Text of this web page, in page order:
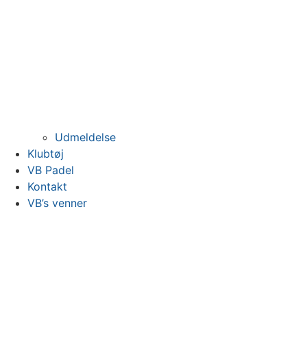
Udmeldelse
Klubtøj
VB Padel
Kontakt
VB’s venner